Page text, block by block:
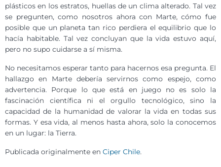
plásticos en los estratos, huellas de un clima alterado. Tal vez
se pregunten, como nosotros ahora con Marte, cómo fue
posible que un planeta tan rico perdiera el equilibrio que lo
hacía habitable. Tal vez concluyan que la vida estuvo aquí,
pero no supo cuidarse a sí misma.
No necesitamos esperar tanto para hacernos esa pregunta. El
hallazgo en Marte debería servirnos como espejo, como
advertencia. Porque lo que está en juego no es solo la
fascinación científica ni el orgullo tecnológico, sino la
capacidad de la humanidad de valorar la vida en todas sus
formas. Y esa vida, al menos hasta ahora, solo la conocemos
en un lugar: la Tierra.
Publicada originalmente en Ciper Chile.